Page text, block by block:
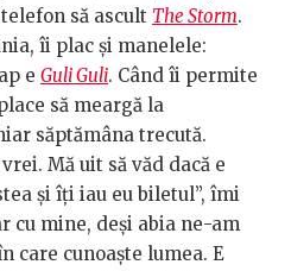
să ascult The Storm.
îi plac și manelele:
e Guli Guli. Când îi permite
să meargă la
săptămâna trecută.
Mă uit să văd dacă e
și îți iau eu biletul”, îmi
cu mine, deși abia ne-am
care cunoaște lumea. E